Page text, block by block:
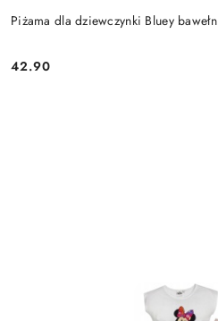
Piżama dla dziewczynki Bluey
Cena:
42.90